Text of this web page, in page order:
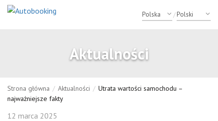
/
Aktualności
Strona główna / Aktualności / Utrata wartości samochodu –
najważniejsze fakty
12 marca 2025